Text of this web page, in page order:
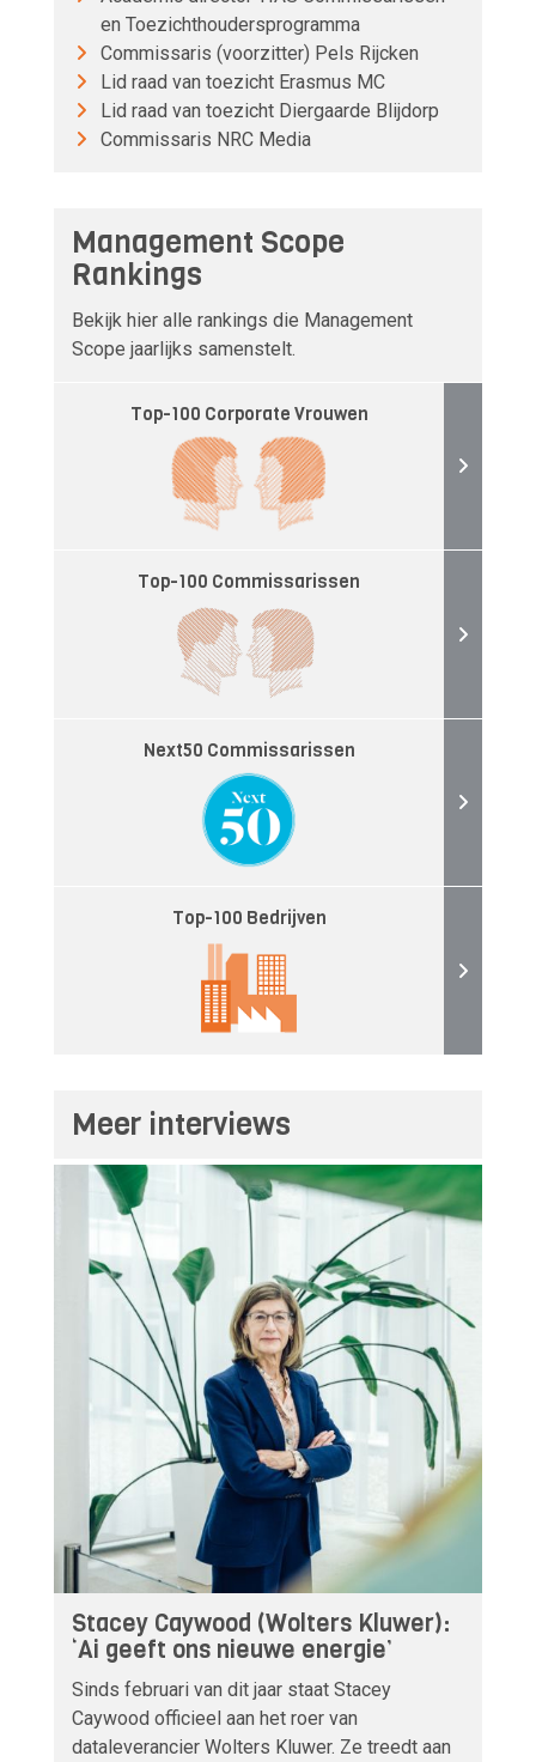
en Toezichthoudersprogramma
Commissaris (voorzitter) Pels Rijcken
Lid raad van toezicht Erasmus MC
Lid raad van toezicht Diergaarde Blijdorp
Commissaris NRC Media
Management Scope
Rankings
Bekijk hier alle rankings die Management
Scope jaarlijks samenstelt.
Top-100 Corporate Vrouwen
Top-100 Commissarissen
Next50 Commissarissen
Top-100 Bedrijven
Meer interviews
Stacey Caywood (Wolters Kluwer):
‘Ai geeft ons nieuwe energie’
Sinds februari van dit jaar staat Stacey
Caywood officieel aan het roer van
dataleverancier Wolters Kluwer. Ze treedt aan